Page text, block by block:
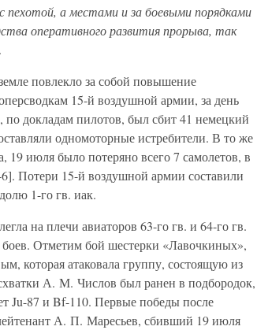
пехотой, а местами и за боевыми порядками
оперативного развития прорыва, так
повлекло за собой повышение
15-й воздушной армии, за день
докладам пилотов, был сбит 41 немецкий
одномоторные истребители. В то же
19 июля было потеряно всего 7 самолетов, в
Потери 15-й воздушной армии составили
1-го гв. иак.
на плечи авиаторов 63-го гв. и 64-го гв.
Отметим бой шестерки «Лавочкиных»,
которая атаковала группу, состоящую из
А. М. Числов был ранен в подбородок,
Ju-87 и Bf-110. Первые победы после
А. П. Маресьев, сбивший 19 июля